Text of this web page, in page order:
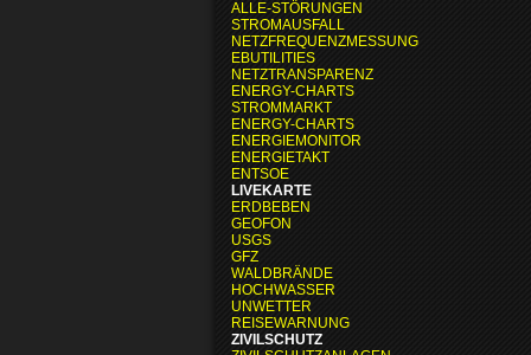
ALLE-STÖRUNGEN
STROMAUSFALL
NETZFREQUENZMESSUNG
EBUTILITIES
NETZTRANSPARENZ
ENERGY-CHARTS
STROMMARKT
ENERGY-CHARTS
ENERGIEMONITOR
ENERGIETAKT
ENTSOE
LIVEKARTE
ERDBEBEN
GEOFON
USGS
GFZ
WALDBRÄNDE
HOCHWASSER
UNWETTER
REISEWARNUNG
ZIVILSCHUTZ